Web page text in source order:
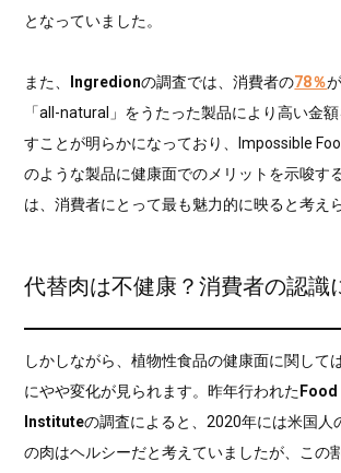
となっていました。
また、 Ingredionの調査では、消費者の78％
「all-natural」をうたった製品により高い金
すことが明らかになっており、Impossible
のような製品に健康面でのメリットを示唆す
は、消費者にとって最も魅力的に映ると考え
代替肉は不健康？消費者の認識
しかしながら、植物性食品の健康面に関して
にやや変化が見られます。昨年行われた
Instituteの調査によると、2020年には米国人
の肉はヘルシーだと考えていましたが、この